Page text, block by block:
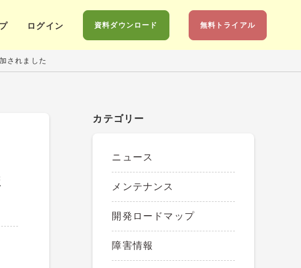
ログイン 資料ダウンロード 無料トライアル
されました
カテゴリー
ニュース
メンテナンス
開発ロードマップ
障害情報